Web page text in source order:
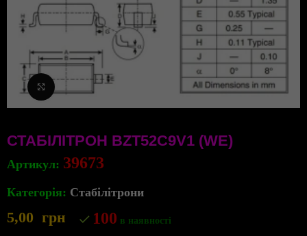
Клацніть, щоб збільшити
СТАБІЛІТРОН BZT52C9V1 (WE)
Артикул: 39673
Категорія: Стабілітрони
5,00 грн 100 в наявності